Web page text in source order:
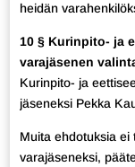
heidän
10 § Kurinpito- ja
varajäsenen
Kurinpito- ja
jäseneksi Pekka
Muita ehdotuksia ei
varajäseneksi,